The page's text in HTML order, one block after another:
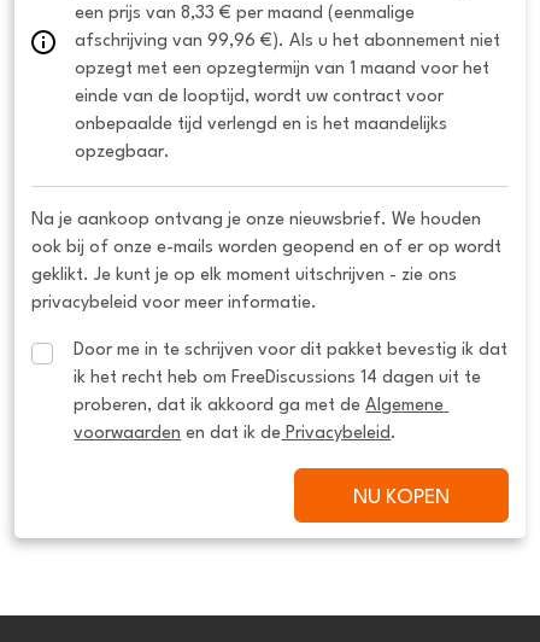
een prijs van 8,33 € per maand (eenmalige
afschrijving van 99,96 €). Als u het abonnement niet
opzegt met een opzegtermijn van 1 maand voor het
einde van de looptijd, wordt uw contract voor
onbepaalde tijd verlengd en is het maandelijks
opzegbaar.
Na je aankoop ontvang je onze nieuwsbrief. We houden
ook bij of onze e-mails worden geopend en of er op wordt
geklikt. Je kunt je op elk moment uitschrijven - zie ons
privacybeleid voor meer informatie.
Door me in te schrijven voor dit pakket bevestig ik dat
ik het recht heb om FreeDiscussions 14 dagen uit te
proberen, dat ik akkoord ga met de Algemene
voorwaarden en dat ik de Privacybeleid .
NU KOPEN